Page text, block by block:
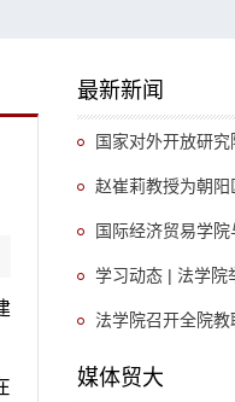
最新新闻
国家对外开放研
（扩大）会议
赵崔莉教授为朝
中全会精神
国际经济贸易学
开展共建调研活动
学习动态 | 法学院
习教育读书班暨党委
法学院召开全院
媒体贸大